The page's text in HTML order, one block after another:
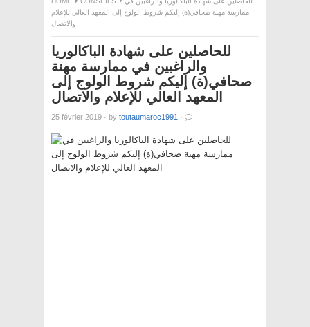
ممارسة مهنة صحافي(ة) إليكم شروط الولوج إلى المعهد العالي للإعلام
والاتصال
للحاصلين على شهادة الباكالوريا
والراغبين في ممارسة مهنة
صحافي(ة) إليكم شروط الولوج إلى
المعهد العالي للإعلام والاتصال
25 février 2019 · by toutaumaroc1991 ·